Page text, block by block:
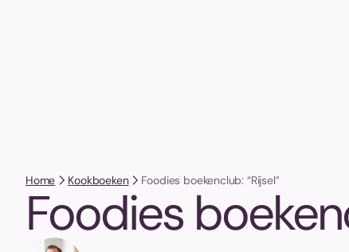
Home Kookboeken Foodies boekenclub: “Rijsel”
Foodies